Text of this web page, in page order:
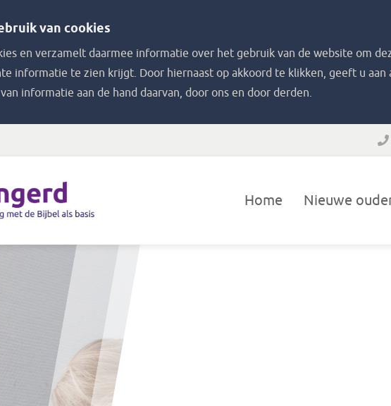
van cookies
en verzamelt daarmee informatie over het gebruik van de website om
informatie te zien krijgt. Door hiernaast op akkoord te klikken, geeft u
informatie aan de hand daarvan, door ons en door derden.
Home Nieuwe